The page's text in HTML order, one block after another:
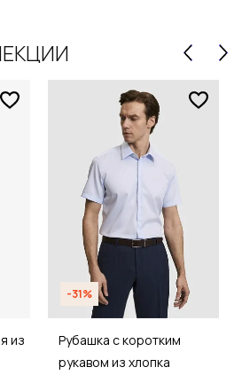
из
-31%
Рубашка с коротким
рукавом из хлопка